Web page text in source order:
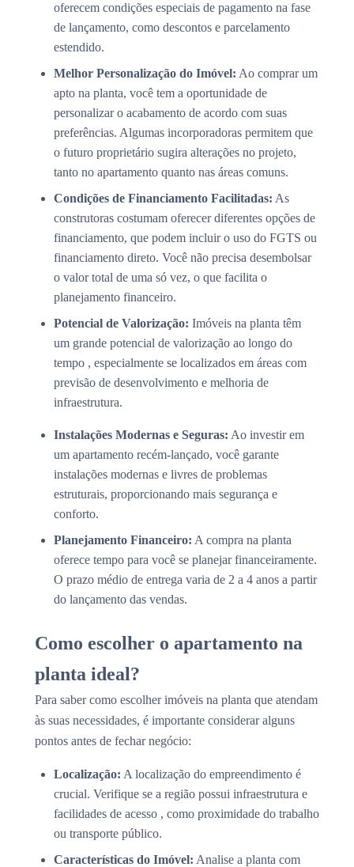
oferecem condições especiais de pagamento na fase
de lançamento, como descontos e parcelamento
estendido.
Melhor Personalização do Imóvel: Ao comprar um
apto na planta, você tem a oportunidade de
personalizar o acabamento de acordo com suas
preferências. Algumas incorporadoras permitem que
o futuro proprietário sugira alterações no projeto,
tanto no apartamento quanto nas áreas comuns.
Condições de Financiamento Facilitadas: As
construtoras costumam oferecer diferentes opções de
financiamento, que podem incluir o uso do FGTS ou
financiamento direto. Você não precisa desembolsar
o valor total de uma só vez, o que facilita o
planejamento financeiro.
Potencial de Valorização: Imóveis na planta têm
um grande potencial de valorização ao longo do
tempo , especialmente se localizados em áreas com
previsão de desenvolvimento e melhoria de
infraestrutura.
Instalações Modernas e Seguras: Ao investir em
um apartamento recém-lançado, você garante
instalações modernas e livres de problemas
estruturais, proporcionando mais segurança e
conforto.
Planejamento Financeiro: A compra na planta
oferece tempo para você se planejar financeiramente.
O prazo médio de entrega varia de 2 a 4 anos a partir
do lançamento das vendas.
Como escolher o apartamento na
planta ideal?
Para saber como escolher imóveis na planta que atendam
às suas necessidades, é importante considerar alguns
pontos antes de fechar negócio:
Localização: A localização do empreendimento é
crucial. Verifique se a região possui infraestrutura e
facilidades de acesso , como proximidade do trabalho
ou transporte público.
Características do Imóvel: Analise a planta com